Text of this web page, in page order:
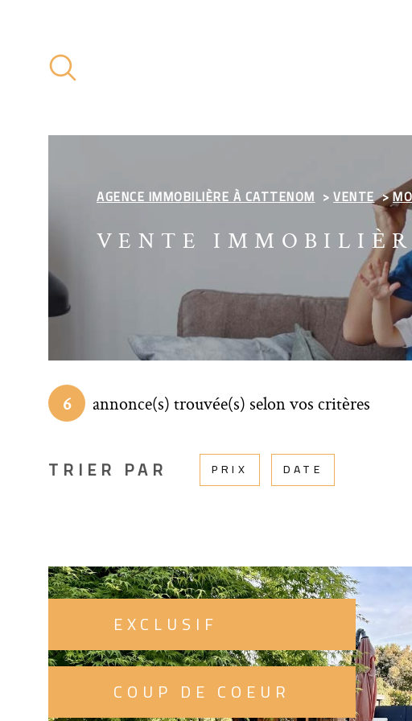
contenu
AGENCE IMMOBILIÈRE À CATTENOM VENTE
VENTE
6 annonce(s) trouvée(s) selon vos critères
TRIER PAR PRIX DATE
EXCLUSIF
COUP DE COEUR